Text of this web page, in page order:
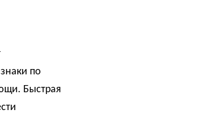
по
Быстрая